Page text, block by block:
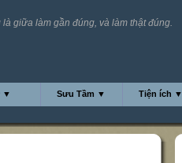
giữa làm gần đúng, và làm thật đúng.
▼ Sưu Tầm ▼ Tiện ích ▼